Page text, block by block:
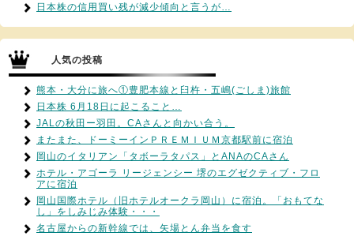
日本株の信用買い残が減少傾向と言うが…
人気の投稿
熊本・大分に旅へ①豊肥本線と臼杵・五嶋(ごしま)旅館
日本株 6月18日に起こること…
JALの秋田ー羽田。CAさんと向かい合う。
またまた、ドーミーインＰＲＥＭＩＵＭ京都駅前に宿泊
岡山のイタリアン「タボーラタパス」とANAのCAさん
ホテル・アゴーラ リージェンシー 堺のエグゼクティブ・フロ
アに宿泊
岡山国際ホテル（旧ホテルオークラ岡山）に宿泊。「おもてな
し」をしみじみ体験・・・
名古屋からの新幹線では、矢場とん弁当を食す